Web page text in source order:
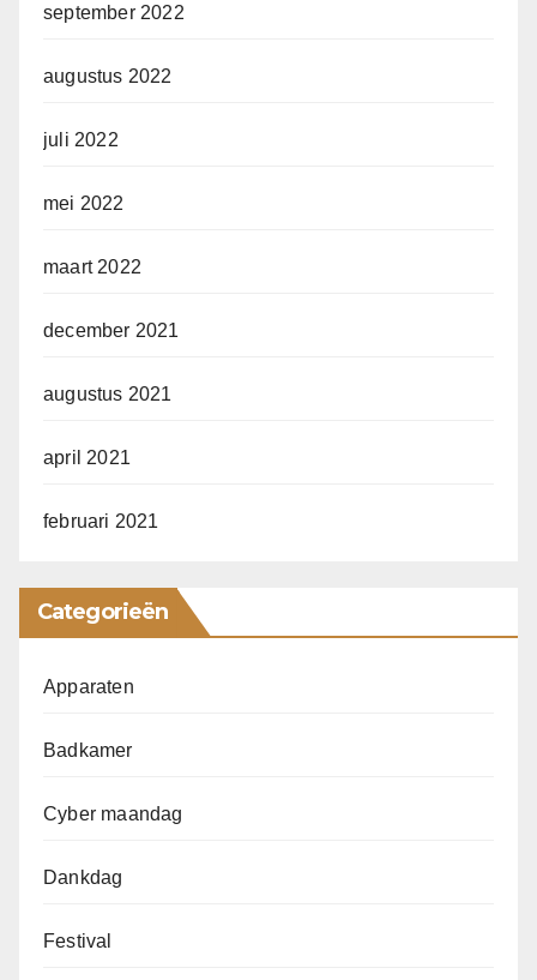
september 2022
augustus 2022
juli 2022
mei 2022
maart 2022
december 2021
augustus 2021
april 2021
februari 2021
Categorieën
Apparaten
Badkamer
Cyber maandag
Dankdag
Festival